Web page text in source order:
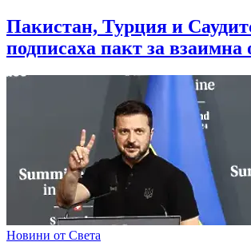
Пакистан, Турция и
подписаха пакт за взаимна
Новини от Света